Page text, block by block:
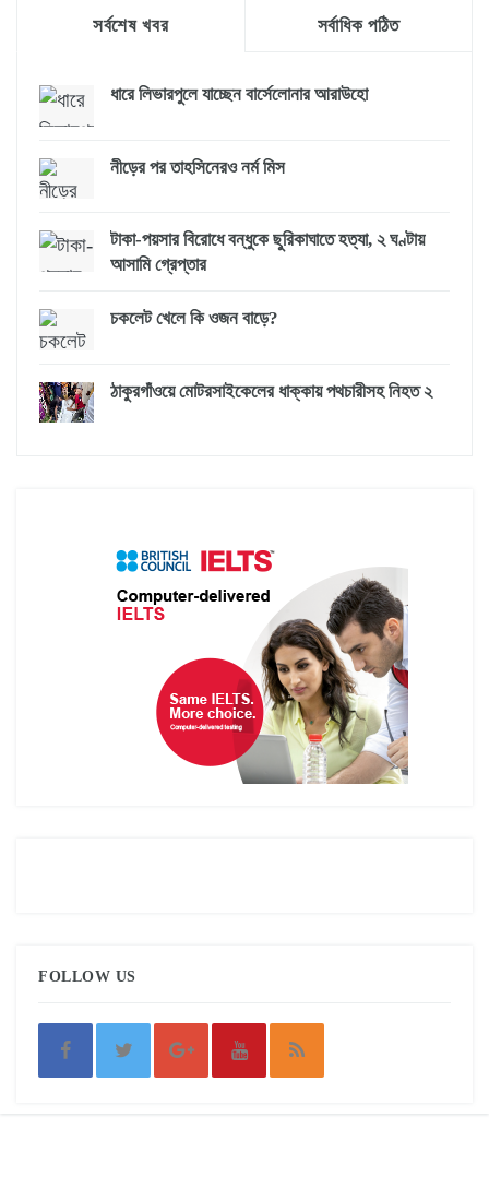
সর্বশেষ খবর সর্বাধিক পঠিত
ধারে লিভারপুলে যাচ্ছেন বার্সেলোনার আরাউহো
নীড়ের পর তাহসিনেরও নর্ম মিস
টাকা-পয়সার বিরোধে বন্ধুকে ছুরিকাঘাতে হত্যা, ২ ঘণ্টায়
আসামি গ্রেপ্তার
চকলেট খেলে কি ওজন বাড়ে?
ঠাকুরগাঁওয়ে মোটরসাইকেলের ধাক্কায় পথচারীসহ নিহত ২
FOLLOW US